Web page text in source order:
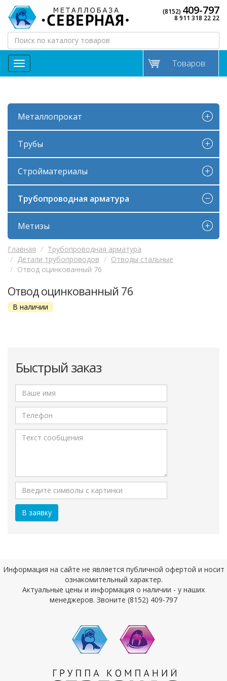
(8152) 409-797
8 911 318 22 22
МЕНЮ Товаров:
Металлопрокат
Трубы
Стройматериалы
Трубопроводная арматура
Метизы
Главная
Трубопроводная арматура
Детали трубопроводов
Отводы стальные
Отвод оцинкованный 76
Отвод оцинкованный 76
В наличии
Быстрый заказ
Информация на сайте не является публичной офертой и носит
ознакомительный характер.
Актуальные цены и информация о наличии - у наших
менеджеров. Звоните (8152) 409-797